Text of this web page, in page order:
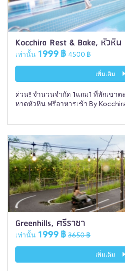
Kocchira Rest & Bake, หัวหิน
เท่านั้น 1999 ฿ 4500 ฿
เพิ่มเติม
ด่วน!! จำนวนจำกัด 1แถม1 ที่พักเขาต
หาดหัวหิน ฟรีอาหารเช้า By
Greenhills, ศรีราชา
เท่านั้น 1999 ฿ 3650 ฿
เพิ่มเติม